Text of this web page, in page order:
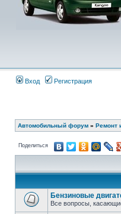
Вход Регистрация
Автомобильный форум » Ремонт
Поделиться
Бензиновые
Все вопросы,